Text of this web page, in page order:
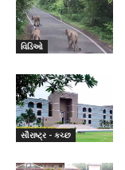
વિડિઓ
સૌરાષ્ટ્ર - કચ્છ